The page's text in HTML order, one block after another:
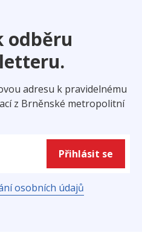
odběru
adresu k pravidelnému
z Brněnské metropolitní
Přihlásit se
osobních údajů